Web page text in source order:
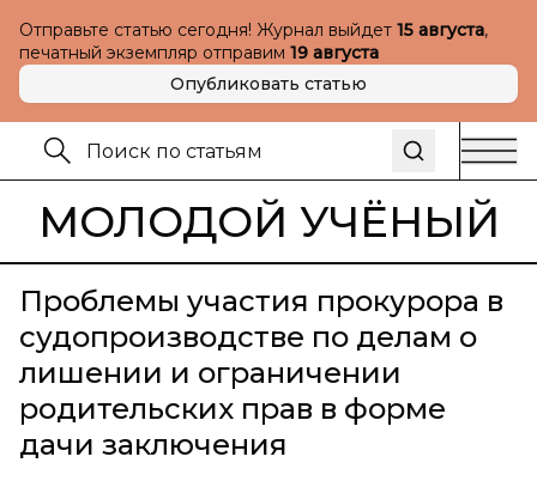
Отправьте статью сегодня! Журнал выйдет 15 августа,
печатный экземпляр отправим 19 августа
Опубликовать статью
МОЛОДОЙ УЧЁНЫЙ
Проблемы участия прокурора в
судопроизводстве по делам о
лишении и ограничении
родительских прав в форме
дачи заключения